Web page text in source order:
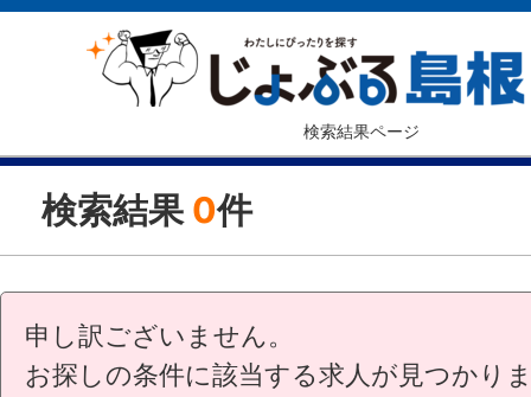
検索結果ページ
検索結果 0件
申し訳ございません。
お探しの条件に該当する求人が見つかり